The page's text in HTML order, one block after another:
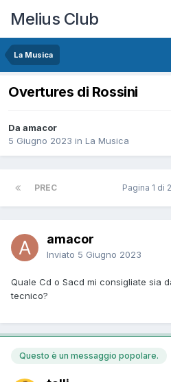
Melius Club
La Musica
Overtures di Rossini
Da amacor
5 Giugno 2023 in La Musica
PREC Pagina 1 di 2
amacor
Inviato 5 Giugno 2023
Quale Cd o Sacd mi consigliate sia
tecnico?
Questo è un messaggio popolare.